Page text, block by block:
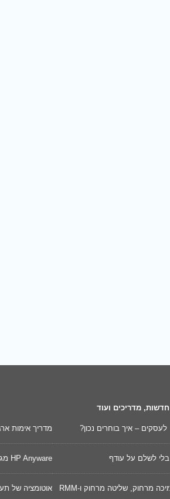
חדשות, מדריכים ועוד
מדריך אימות ארגון לתעודת SSL מסוג OV
HP Anyware מגיעה לסוף דרכה. זה הזמן לעבור ל-Splashtop!
אוטומציה של תעודות SSL